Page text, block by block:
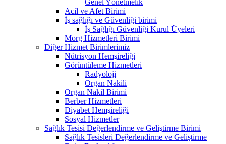
Acil ve Afet Birimi
İş sağlığı ve Güvenliği birimi
İş Sağlığı Güvenliği Kurul Üyeleri
Morg Hizmetleri Birimi
Diğer Hizmet Birimlerimiz
Nütrisyon Hemşireliği
Görüntüleme Hizmetleri
Radyoloji
Organ Nakili
Organ Nakil Birimi
Berber Hizmetleri
Diyabet Hemşireliği
Sosyal Hizmetler
Sağlık Tesisi Değerlendirme ve Geliştirme Birimi
Sağlık Tesisleri Değerlendirme ve Geliştirme